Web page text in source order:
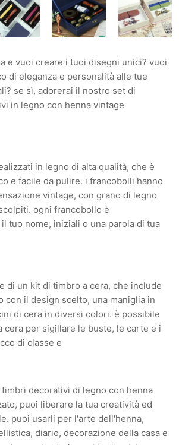
e vuoi creare i tuoi disegni unici? vuoi
di eleganza e personalità alle tue
se sì, adorerai il nostro set di
in legno con henna vintage
in legno di alta qualità, che è
e facile da pulire. i francobolli hanno
vintage, con grano di legno
ogni francobollo è
tuo nome, iniziali o una parola di tua
di un kit di timbro a cera, che include
con il design scelto, una maniglia in
di cera in diversi colori. è possibile
cera per sigillare le buste, le carte e i
di classe e
decorativi di legno con henna
puoi liberare la tua creatività ed
puoi usarli per l'arte dell'henna,
diario, decorazione della casa e